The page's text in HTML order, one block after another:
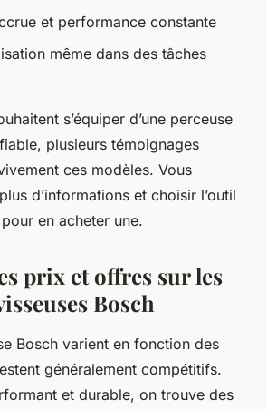
et performance constante
même dans des tâches
s’équiper d’une perceuse
plusieurs témoignages
ces modèles. Vous
d’informations et choisir l’outil
en acheter une.
prix et offres sur les
Bosch
Bosch varient en fonction des
généralement compétitifs.
et durable, on trouve des